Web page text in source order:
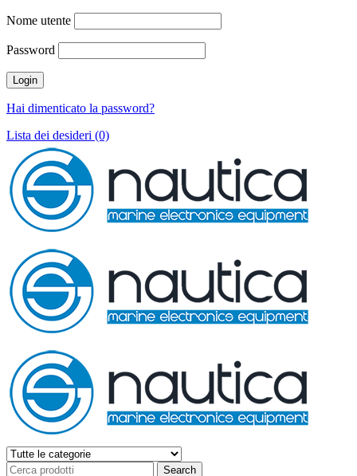
Nome utente
Password
Hai dimenticato la password?
Lista dei desideri (0)